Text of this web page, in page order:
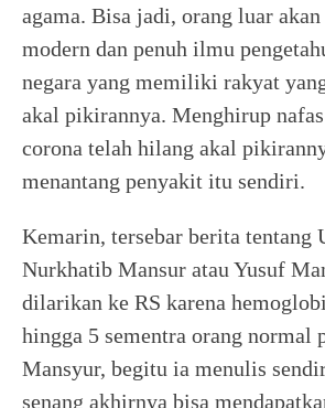
agama. Bisa jadi, orang luar
modern dan penuh ilmu
negara yang memiliki rakyat
akal pikirannya. Menghirup
corona telah hilang akal
menantang penyakit itu sendiri.
Kemarin, tersebar berita tentang
Nurkhatib Mansur atau Yusuf
dilarikan ke RS karena
hingga 5 sementra orang normal
Mansyur, begitu ia menulis
senang akhirnya bisa